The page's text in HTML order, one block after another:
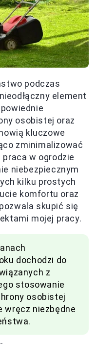
podczas
element
osobistej oraz
kluczowe
zminimalizować
w ogrodzie
niebezpiecznym
kilku prostych
komfortu oraz
skupić się
mojej pracy.
dochodzi do
z
stosowanie
osobistej
wręcz niezbędne